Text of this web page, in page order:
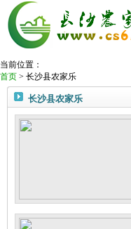
今日推荐农家乐：
网站首页
热门农家乐
会务住宿
活动策划
当前位置：
首页 > 长沙县农家乐
长沙县农家乐